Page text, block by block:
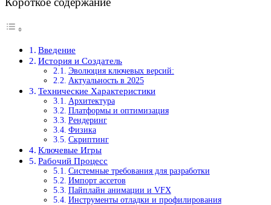
Введение
История и Создатель
Эволюция ключевых версий:
Актуальность в 2025
Технические Характеристики
Архитектура
Платформы и оптимизация
Рендеринг
Физика
Скриптинг
Ключевые Игры
Рабочий Процесс
Системные требования для разработки
Импорт ассетов
Пайплайн анимации и VFX
Инструменты отладки и профилирования